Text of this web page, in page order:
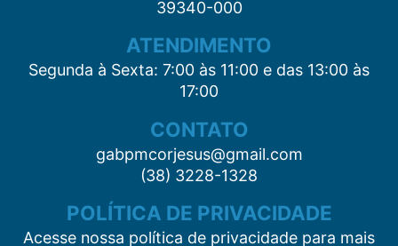
39340-000
ATENDIMENTO
Segunda à Sexta: 7:00 às 11:00 e das 13:00 às
17:00
CONTATO
gabpmcorjesus@gmail.com
(38) 3228-1328
POLÍTICA DE PRIVACIDADE
Acesse nossa política de privacidade para mais